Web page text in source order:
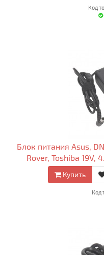
Код
Блок питания Asus,
Rover, Toshiba 19V,
Купить
Код